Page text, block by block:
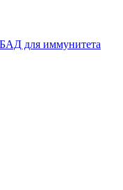
для иммунитета